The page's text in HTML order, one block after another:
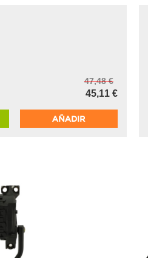
47,48 €
45,11 €
AÑADIR